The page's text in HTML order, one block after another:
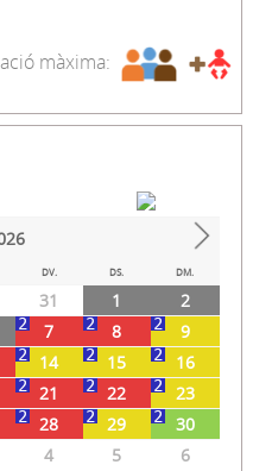
màxima:
Next
DV. DS. DM.
31 1
2
7 8
9
14 15
16
21 22
23
28 29
30
4 5 6